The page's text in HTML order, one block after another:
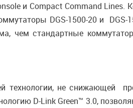
и Compact Command
DGS-1500-20 и
чем стандартные
технологии, не снижающей
D-Link Green™ 3.0,